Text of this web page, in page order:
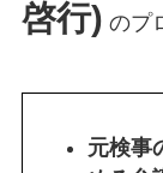
啓行) のプ
元検事